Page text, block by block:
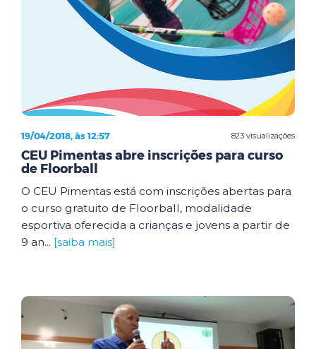
823 visualizações
19/04/2018, às 12:57
CEU Pimentas abre inscrições para curso
de Floorball
O CEU Pimentas está com inscrições abertas para
o curso gratuito de Floorball, modalidade
esportiva oferecida a crianças e jovens a partir de
9 an... [saiba mais]